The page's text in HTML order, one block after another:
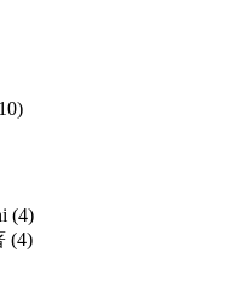
(4)
(4)